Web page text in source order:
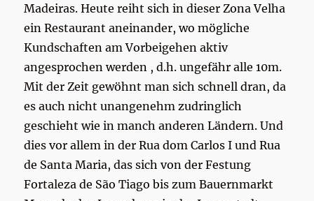
Madeiras. Heute reiht sich in dieser Zona Velha
ein Restaurant aneinander, wo mögliche
Kundschaften am Vorbeigehen aktiv
angesprochen werden , d.h. ungefähr alle 10m.
Mit der Zeit gewöhnt man sich schnell dran, da
es auch nicht unangenehm zudringlich
geschieht wie in manch anderen Ländern. Und
dies vor allem in der Rua dom Carlos I und Rua
de Santa Maria, das sich von der Festung
Fortaleza de São Tiago bis zum Bauernmarkt